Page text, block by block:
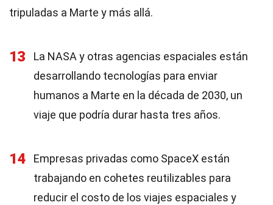
tripuladas a Marte y más allá.
13
La NASA y otras agencias espaciales están
desarrollando tecnologías para enviar
humanos a Marte en la década de 2030, un
viaje que podría durar hasta tres años.
14
Empresas privadas como SpaceX están
trabajando en cohetes reutilizables para
reducir el costo de los viajes espaciales y